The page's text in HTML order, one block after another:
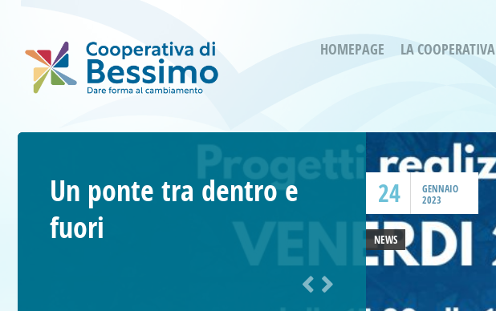
HOMEPAGE LA COOPERATIVA
24
GENNAIO
2023
Un ponte tra dentro e
fuori
NEWS